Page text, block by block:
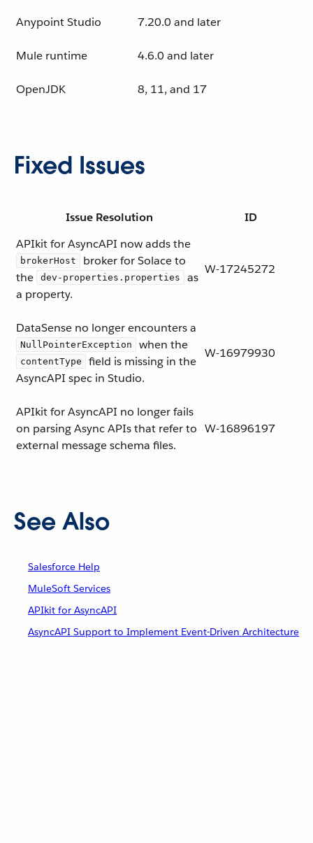
Anypoint Studio 7.20.0 and later
Mule runtime 4.6.0 and later
OpenJDK 8, 11, and 17
Fixed Issues
Issue Resolution
ID
APIkit for AsyncAPI now adds the
brokerHost
broker for Solace to
the
dev-properties.properties
as
a property.
W-17245272
DataSense no longer encounters a
NullPointerException when the
contentType
field is missing in the
AsyncAPI spec in Studio.
W-16979930
APIkit for AsyncAPI no longer fails
on parsing Async APIs that refer to
external message schema files.
W-16896197
See Also
Salesforce Help
MuleSoft Services
APIkit for AsyncAPI
AsyncAPI Support to Implement Event-Driven Architecture